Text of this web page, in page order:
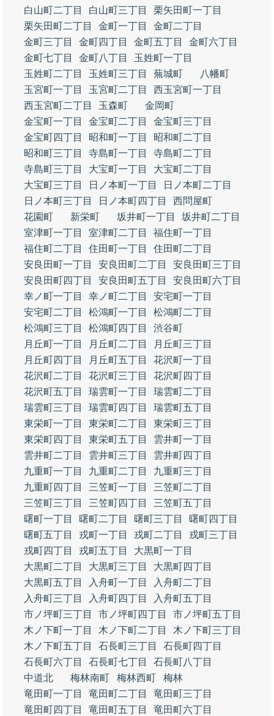
白山町二丁目
白山町三丁目
栗矢田町一丁目
栗矢田町二丁目
金町一丁目
金町二丁目
金町三丁目
金町四丁目 金町五丁目
金町六丁目
金町七丁目
金町八丁目
玉姓町一丁目
玉姓町二丁目
玉姓町三丁目 蕪城町
八幡町
玉宮町一丁目
玉宮町二丁目
西玉宮町一丁目
西玉宮町二丁目
玉森町
金岡町
金宝町一丁目
金宝町二丁目
金宝町三丁目
金宝町四丁目
昭和町一丁目
昭和町二丁目
昭和町三丁目
寺島町一丁目
寺島町二丁目
寺島町三丁目
大宝町一丁目
大宝町二丁目
大宝町三丁目
日ノ本町一丁目
日ノ本町二丁目
日ノ本町三丁目
日ノ本町四丁目
西問屋町
花園町
新栄町 坂井町一丁目
坂井町二丁目
室津町一丁目
室津町二丁目
福住町一丁目
福住町二丁目
住田町一丁目
住田町二丁目
安良田町一丁目
安良田町二丁目
安良田町三丁目
安良田町四丁目
安良田町五丁目
安良田町六丁目
幸ノ町一丁目
幸ノ町二丁目
安宅町一丁目
安宅町二丁目
松鴻町一丁目
松鴻町二丁目
松鴻町三丁目
松鴻町四丁目
渋谷町
月丘町一丁目
月丘町二丁目
月丘町三丁目
月丘町四丁目
月丘町五丁目
花沢町一丁目
花沢町二丁目
花沢町三丁目
花沢町四丁目
花沢町五丁目
瑞雲町一丁目
瑞雲町二丁目
瑞雲町三丁目
瑞雲町四丁目
瑞雲町五丁目
東栄町一丁目
東栄町二丁目
東栄町三丁目
東栄町四丁目
東栄町五丁目
雲井町一丁目
雲井町二丁目
雲井町三丁目
雲井町四丁目
九重町一丁目
九重町二丁目
九重町三丁目
九重町四丁目
三笠町一丁目
三笠町二丁目
三笠町三丁目
三笠町四丁目
三笠町五丁目
曙町一丁目
曙町二丁目 曙町三丁目
曙町四丁目
曙町五丁目
戎町一丁目 戎町二丁目
戎町三丁目
戎町四丁目
戎町五丁目
大黒町一丁目
大黒町二丁目
大黒町三丁目
大黒町四丁目
大黒町五丁目
入舟町一丁目
入舟町二丁目
入舟町三丁目
入舟町四丁目
入舟町五丁目
市ノ坪町三丁目
市ノ坪町四丁目
市ノ坪町五丁目
木ノ下町一丁目
木ノ下町二丁目
木ノ下町三丁目
木ノ下町五丁目
石長町三丁目
石長町四丁目
石長町六丁目
石長町七丁目
石長町八丁目
中道北
梅林南町 梅林西町
梅林
竜田町一丁目
竜田町二丁目
竜田町三丁目
竜田町四丁目
竜田町五丁目
竜田町六丁目